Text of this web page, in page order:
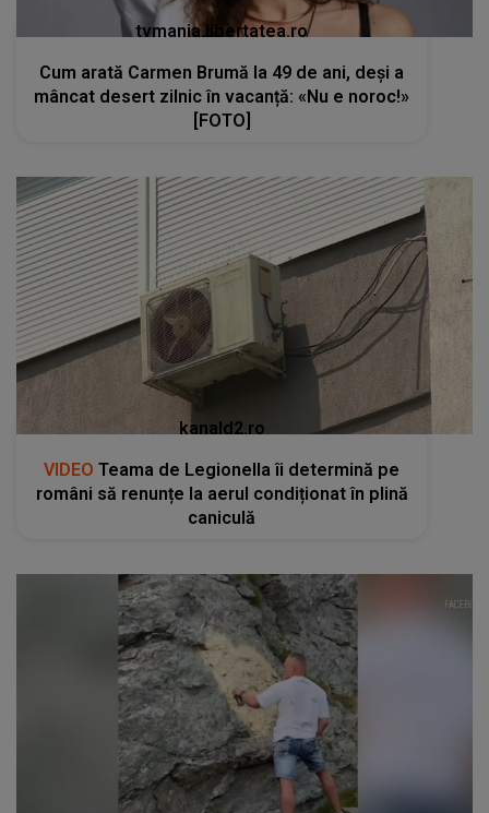
tvmania.libertatea.ro
Cum arată Carmen Brumă la 49 de ani, deși a
mâncat desert zilnic în vacanță: «Nu e noroc!»
[FOTO]
kanald2.ro
VIDEO Teama de Legionella îi determină pe
români să renunțe la aerul condiționat în plină
caniculă